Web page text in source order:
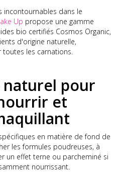
incontournables dans le
Up propose une gamme
bio certifiés Cosmos Organic,
d'origine naturelle,
les carnations.
pour
et
en matière de fond de
les formules poudreuses, à
un effet terne ou parcheminé si
nourrissant.